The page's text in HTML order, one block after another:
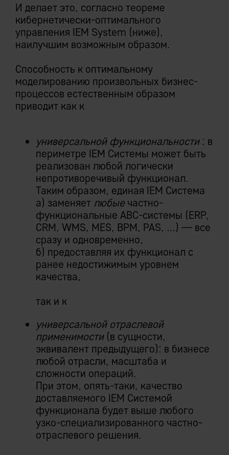
И делает это, согласно теореме
кибернетически-оптимального
управления IEM System (ниже),
наилучшим возможным образом.
Способность к оптимальному
моделированию произвольных бизнес-
процессов естественным образом
приводит как к
универсальной функциональности : в
периметре IEM Системы может быть
реализован любой логически
непротиворечивый функционал.
Таким образом, единая IEM Система
а) заменяет любые частно-
функциональные ABC-системы (ERP,
CRM, WMS, MES, BPM, PAS, …) — все
сразу и одновременно,
б) предоставляя их функционал с
ранее недостижимым уровнем
качества,
так и к
универсальной отраслевой
применимости(в сущности,
эквивалент предыдущего): в бизнесе
любой отрасли, масштаба и
сложности операций.
При этом, опять-таки, качество
доставляемого IEM Системой
функционала будет выше любого
узко-специализированного частно-
отраслевого решения.